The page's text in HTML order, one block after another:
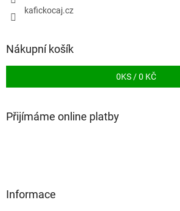
kafickocaj.cz
Nákupní košík
0KS /0 KČ
Přijímáme online platby
Informace